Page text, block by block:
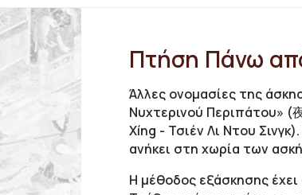
Πτήση Πάνω
Άλλες ονομασίες της
Νυχτερινού Περιπάτου» (
Xíng - Τσιέν Λι Ντου
ανήκει στη χωρία των
Η μέθοδος εξάσκησης